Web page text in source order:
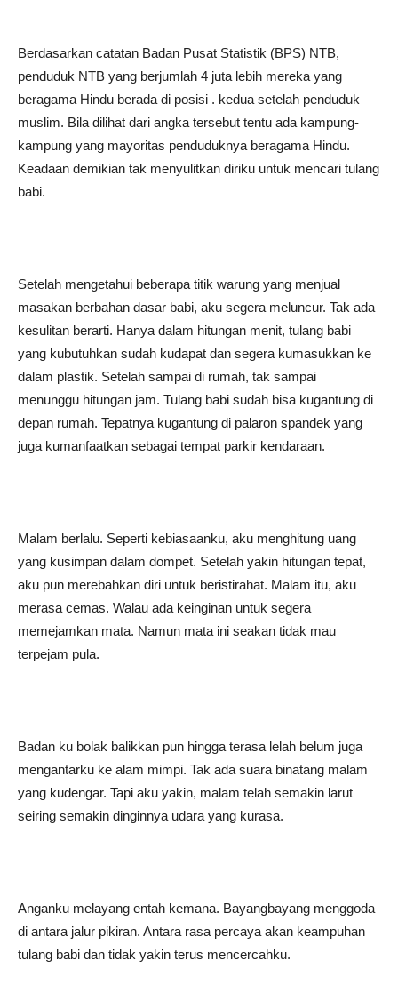
Berdasarkan catatan Badan Pusat Statistik (BPS) NTB,
penduduk NTB yang berjumlah 4 juta lebih mereka yang
beragama Hindu berada di posisi . kedua setelah penduduk
muslim. Bila dilihat dari angka tersebut tentu ada kampung-
kampung yang mayoritas penduduknya beragama Hindu.
Keadaan demikian tak menyulitkan diriku untuk mencari tulang
babi.
Setelah mengetahui beberapa titik warung yang menjual
masakan berbahan dasar babi, aku segera meluncur. Tak ada
kesulitan berarti. Hanya dalam hitungan menit, tulang babi
yang kubutuhkan sudah kudapat dan segera kumasukkan ke
dalam plastik. Setelah sampai di rumah, tak sampai
menunggu hitungan jam. Tulang babi sudah bisa kugantung di
depan rumah. Tepatnya kugantung di palaron spandek yang
juga kumanfaatkan sebagai tempat parkir kendaraan.
Malam berlalu. Seperti kebiasaanku, aku menghitung uang
yang kusimpan dalam dompet. Setelah yakin hitungan tepat,
aku pun merebahkan diri untuk beristirahat. Malam itu, aku
merasa cemas. Walau ada keinginan untuk segera
memejamkan mata. Namun mata ini seakan tidak mau
terpejam pula.
Badan ku bolak balikkan pun hingga terasa lelah belum juga
mengantarku ke alam mimpi. Tak ada suara binatang malam
yang kudengar. Tapi aku yakin, malam telah semakin larut
seiring semakin dinginnya udara yang kurasa.
Anganku melayang entah kemana. Bayangbayang menggoda
di antara jalur pikiran. Antara rasa percaya akan keampuhan
tulang babi dan tidak yakin terus mencercahku.